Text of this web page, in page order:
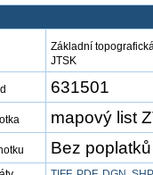
Základní
JTSK
631501
mapový list
Bez poplatků